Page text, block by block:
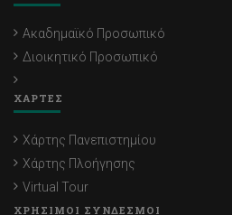
Ακαδημαϊκό Προσωπικό
Διοικητικό Προσωπικό
ΧΑΡΤΕΣ
Χάρτης Πανεπιστημίου
Χάρτης Πλοήγησης
Virtual Tour
ΧΡΗΣΙΜΟΙ ΣΥΝΔΕΣΜΟΙ